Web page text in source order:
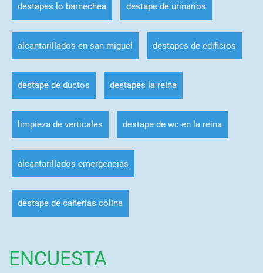
destapes lo barnechea destape de urinarios
alcantarillados en san miguel destapes de edificios
destape de ductos destapes la reina
limpieza de verticales destape de wc en la reina
alcantarillados emergencias
destape de cañerias colina
ENCUESTA